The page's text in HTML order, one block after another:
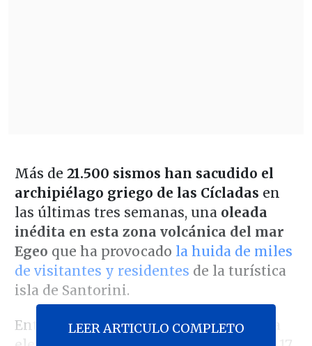
Más de 21.500 sismos han sacudido el
archipiélago griego de las Cícladas en
las últimas tres semanas, una oleada
inédita en esta zona volcánica del mar
Egeo que ha provocado la huida de miles
de visitantes y residentes de la turística
isla de Santorini.
Entre el 26 de enero, cuando empezó la
LEER ARTICULO COMPLETO